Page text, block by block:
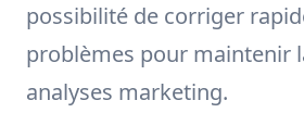
possibilité de corriger
problèmes pour maintenir
analyses marketing.